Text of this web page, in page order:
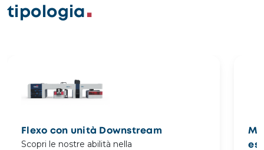
tipologia
Flexo con unità Downstream
Scopri le nostre abilità nella